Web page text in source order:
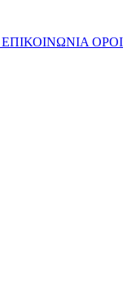
ΕΠΙΚΟΙΝΩΝΙΑΟΡΟΙ